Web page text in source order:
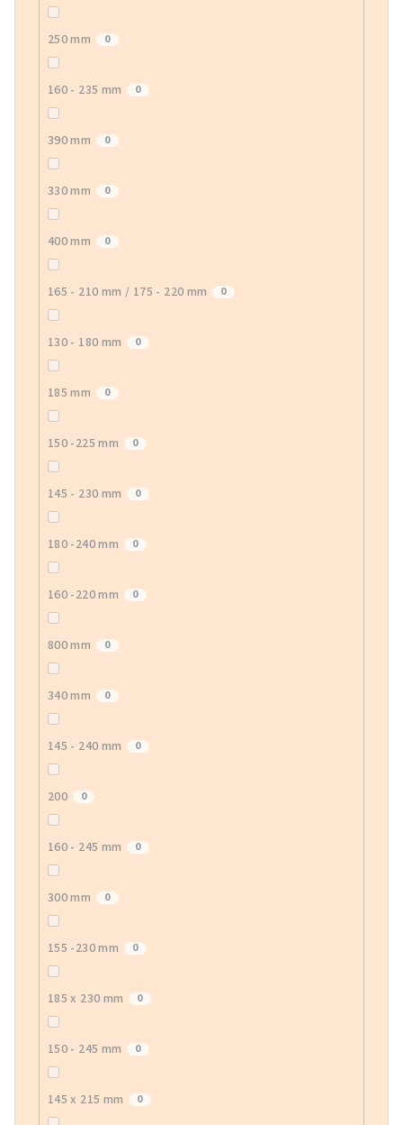
250 mm 0
160 - 235 mm 0
390 mm 0
330 mm 0
400 mm 0
165 - 210 mm / 175 - 220 mm 0
130 - 180 mm 0
185 mm 0
150 -225 mm 0
145 - 230 mm 0
180 -240 mm 0
160 -220 mm 0
800 mm 0
340 mm 0
145 - 240 mm 0
200 0
160 - 245 mm 0
300 mm 0
155 -230 mm 0
185 x 230 mm 0
150 - 245 mm 0
145 x 215 mm 0